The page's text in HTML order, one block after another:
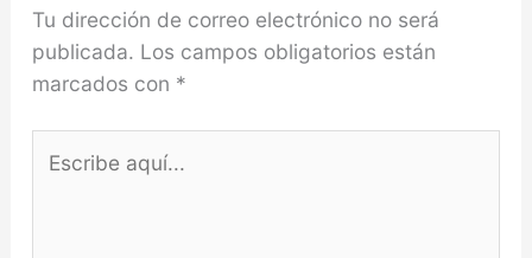
Tu dirección de correo electrónico no será
publicada. Los campos obligatorios están
marcados con *
aquí...